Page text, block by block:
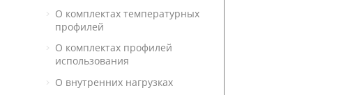
О комплектах температурных
профилей
О комплектах профилей
использования
О внутренних нагрузках